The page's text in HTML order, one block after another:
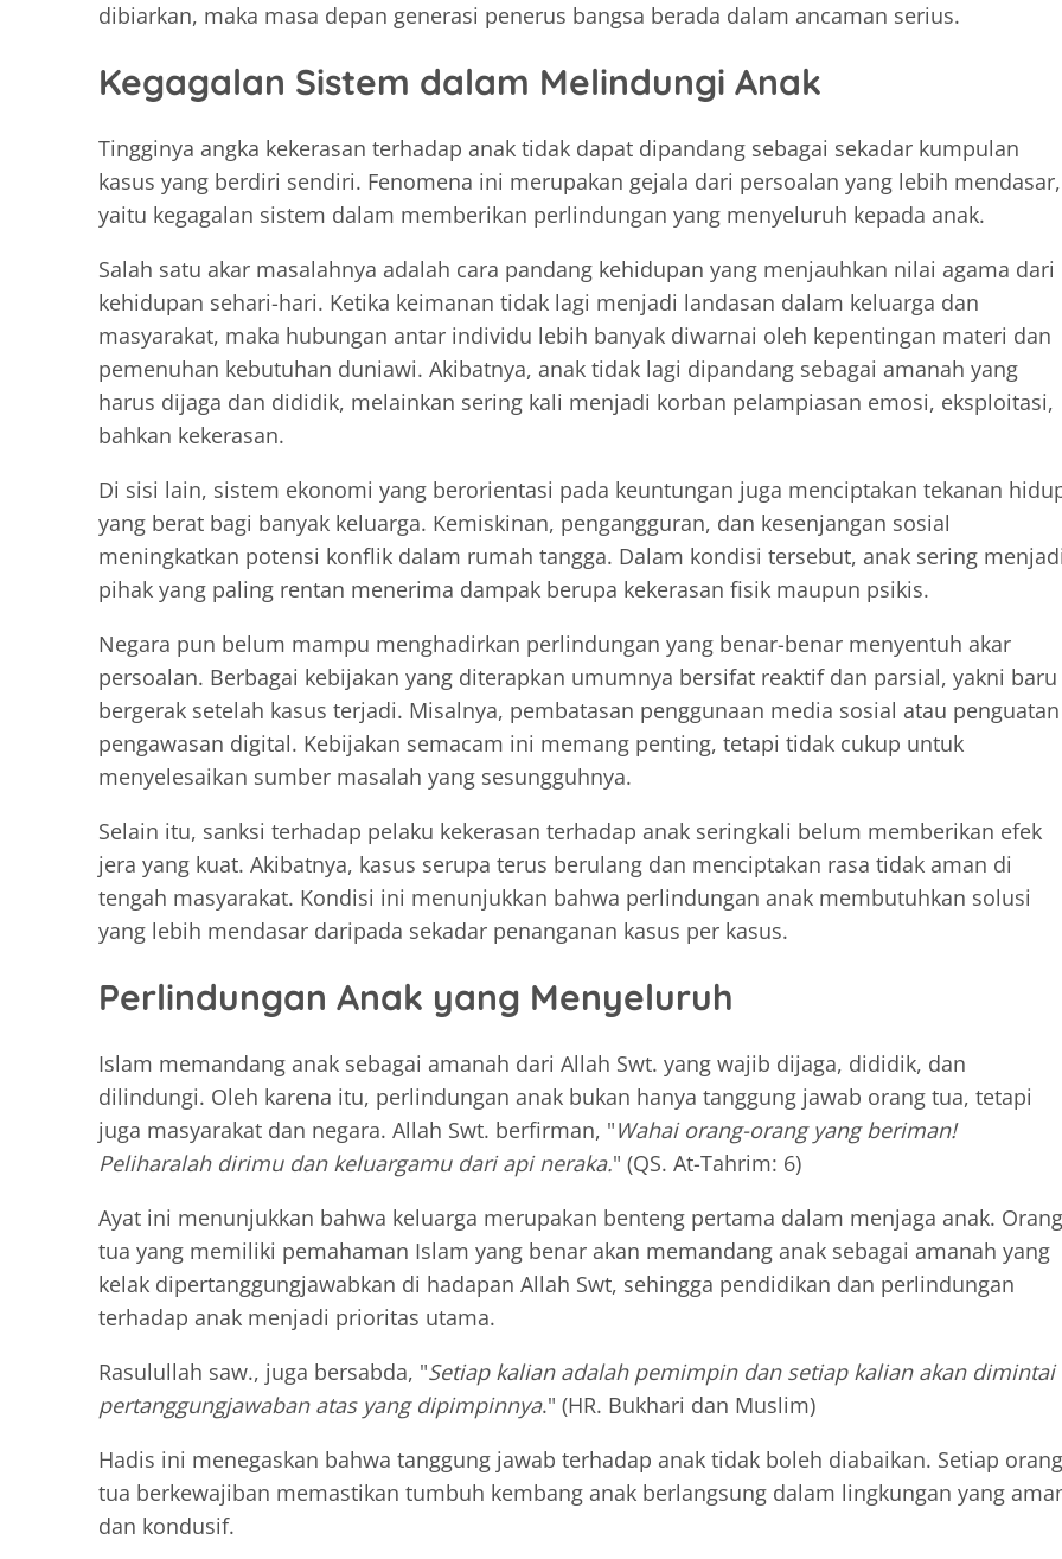
dibiarkan, maka masa depan generasi penerus bangsa berada dalam ancaman serius.
Kegagalan Sistem dalam Melindungi Anak
Tingginya angka kekerasan terhadap anak tidak dapat dipandang sebagai sekadar kumpulan
kasus yang berdiri sendiri. Fenomena ini merupakan gejala dari persoalan yang lebih mendasar,
yaitu kegagalan sistem dalam memberikan perlindungan yang menyeluruh kepada anak.
Salah satu akar masalahnya adalah cara pandang kehidupan yang menjauhkan nilai agama dari
kehidupan sehari-hari. Ketika keimanan tidak lagi menjadi landasan dalam keluarga dan
masyarakat, maka hubungan antar individu lebih banyak diwarnai oleh kepentingan materi dan
pemenuhan kebutuhan duniawi. Akibatnya, anak tidak lagi dipandang sebagai amanah yang
harus dijaga dan dididik, melainkan sering kali menjadi korban pelampiasan emosi, eksploitasi,
bahkan kekerasan.
Di sisi lain, sistem ekonomi yang berorientasi pada keuntungan juga menciptakan tekanan
yang berat bagi banyak keluarga. Kemiskinan, pengangguran, dan kesenjangan sosial
meningkatkan potensi konflik dalam rumah tangga. Dalam kondisi tersebut, anak sering menjadi
pihak yang paling rentan menerima dampak berupa kekerasan fisik maupun psikis.
Negara pun belum mampu menghadirkan perlindungan yang benar-benar menyentuh akar
persoalan. Berbagai kebijakan yang diterapkan umumnya bersifat reaktif dan parsial, yakni baru
bergerak setelah kasus terjadi. Misalnya, pembatasan penggunaan media sosial atau penguatan
pengawasan digital. Kebijakan semacam ini memang penting, tetapi tidak cukup untuk
menyelesaikan sumber masalah yang sesungguhnya.
Selain itu, sanksi terhadap pelaku kekerasan terhadap anak seringkali belum memberikan efek
jera yang kuat. Akibatnya, kasus serupa terus berulang dan menciptakan rasa tidak aman di
tengah masyarakat. Kondisi ini menunjukkan bahwa perlindungan anak membutuhkan solusi
yang lebih mendasar daripada sekadar penanganan kasus per kasus.
Perlindungan Anak yang Menyeluruh
Islam memandang anak sebagai amanah dari Allah Swt. yang wajib dijaga, dididik, dan
dilindungi. Oleh karena itu, perlindungan anak bukan hanya tanggung jawab orang tua, tetapi
juga masyarakat dan negara. Allah Swt. berfirman, "Wahai orang-orang yang beriman!
Peliharalah dirimu dan keluargamu dari api neraka." (QS. At-Tahrim: 6)
Ayat ini menunjukkan bahwa keluarga merupakan benteng pertama dalam menjaga anak. Orang
tua yang memiliki pemahaman Islam yang benar akan memandang anak sebagai amanah yang
kelak dipertanggungjawabkan di hadapan Allah Swt, sehingga pendidikan dan perlindungan
terhadap anak menjadi prioritas utama.
Rasulullah saw., juga bersabda, "Setiap kalian adalah pemimpin dan setiap kalian akan dimintai
pertanggungjawaban atas yang dipimpinnya." (HR. Bukhari dan Muslim)
Hadis ini menegaskan bahwa tanggung jawab terhadap anak tidak boleh diabaikan. Setiap orang
tua berkewajiban memastikan tumbuh kembang anak berlangsung dalam lingkungan yang
dan kondusif.